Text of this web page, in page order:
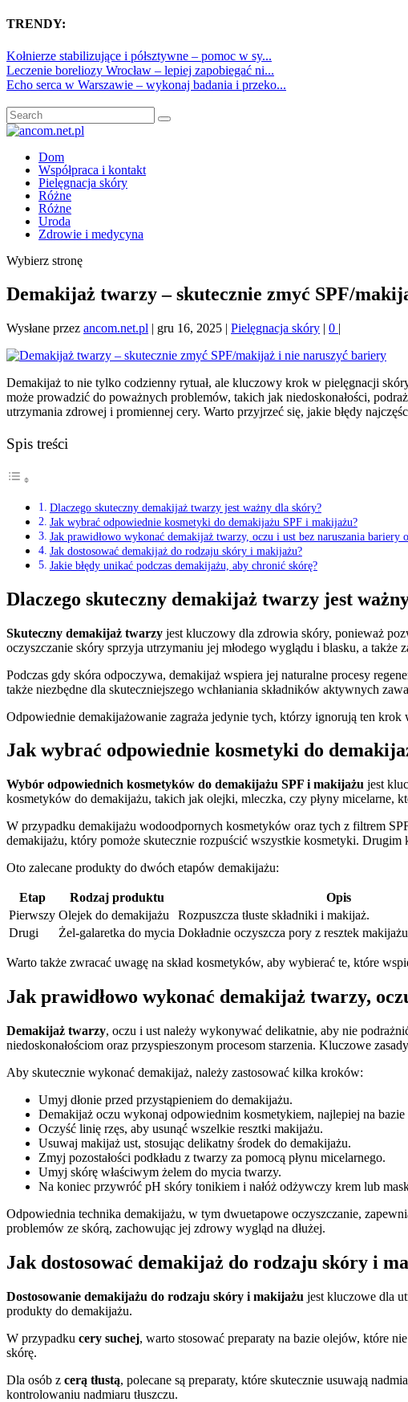
TRENDY:
Kołnierze stabilizujące i półsztywne – pomoc w sy...
Leczenie boreliozy Wrocław – lepiej zapobiegać ni...
Echo serca w Warszawie – wykonaj badania i przeko...
Dom
Współpraca i kontakt
Pielęgnacja skóry
Różne
Różne
Uroda
Zdrowie i medycyna
Wybierz stronę
Demakijaż twarzy – skutecznie zmyć SPF/
Wysłane przez ancom.net.pl | gru 16, 2025 | Pielęgnacja skóry | 0 |
Demakijaż to nie tylko codzienny rytuał, ale kluczowy krok w pielęgnacji
może prowadzić do poważnych problemów, takich jak niedoskonałości,
utrzymania zdrowej i promiennej cery. Warto przyjrzeć się, jakie błędy
Spis treści
Dlaczego skuteczny demakijaż twarzy jest ważny dla skóry?
Jak wybrać odpowiednie kosmetyki do demakijażu SPF i makijażu?
Jak prawidłowo wykonać demakijaż twarzy, oczu i ust bez naruszania bariery
Jak dostosować demakijaż do rodzaju skóry i makijażu?
Jakie błędy unikać podczas demakijażu, aby chronić skórę?
Dlaczego skuteczny demakijaż twarzy jest
Skuteczny demakijaż twarzy jest kluczowy dla zdrowia skóry, ponieważ
oczyszczanie skóry sprzyja utrzymaniu jej młodego wyglądu i blasku, a także
Podczas gdy skóra odpoczywa, demakijaż wspiera jej naturalne procesy
także niezbędne dla skuteczniejszego wchłaniania składników aktywnych
Odpowiednie demakijażowanie zagraża jedynie tych, którzy ignorują ten
Jak wybrać odpowiednie kosmetyki do
Wybór odpowiednich kosmetyków do demakijażu SPF i makijażu jest
kosmetyków do demakijażu, takich jak olejki, mleczka, czy płyny micelarne,
W przypadku demakijażu wodoodpornych kosmetyków oraz tych z filtrem
demakijażu, który pomoże skutecznie rozpuścić wszystkie kosmetyki. Drugim
Oto zalecane produkty do dwóch etapów demakijażu:
Etap Rodzaj produktu
Opis
Pierwszy Olejek do demakijażu
Rozpuszcza tłuste składniki i makijaż.
Drugi
Żel-galaretka do mycia Dokładnie oczyszcza pory z resztek
Warto także zwracać uwagę na skład kosmetyków, aby wybierać te, które
Jak prawidłowo wykonać demakijaż twarzy,
Demakijaż twarzy, oczu i ust należy wykonywać delikatnie, aby nie
niedoskonałościom oraz przyspieszonym procesom starzenia. Kluczowe
Aby skutecznie wykonać demakijaż, należy zastosować kilka kroków:
Umyj dłonie przed przystąpieniem do demakijażu.
Demakijaż oczu wykonaj odpowiednim kosmetykiem, najlepiej na bazie
Oczyść linię rzęs, aby usunąć wszelkie resztki makijażu.
Usuwaj makijaż ust, stosując delikatny środek do demakijażu.
Zmyj pozostałości podkładu z twarzy za pomocą płynu micelarnego.
Umyj skórę właściwym żelem do mycia twarzy.
Na koniec przywróć pH skóry tonikiem i nałóż odżywczy krem lub
Odpowiednia technika demakijażu, w tym dwuetapowe oczyszczanie,
problemów ze skórą, zachowując jej zdrowy wygląd na dłużej.
Jak dostosować demakijaż do rodzaju skóry i
Dostosowanie demakijażu do rodzaju skóry i makijażu jest kluczowe dla
produkty do demakijażu.
W przypadku cery suchej, warto stosować preparaty na bazie olejów, które
skórę.
Dla osób z cerą tłustą, polecane są preparaty, które skutecznie usuwają
kontrolowaniu nadmiaru tłuszczu.